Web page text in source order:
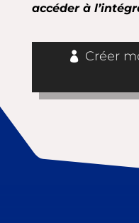
accéder à
Créer